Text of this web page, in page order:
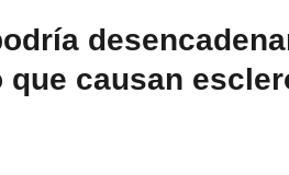
causan